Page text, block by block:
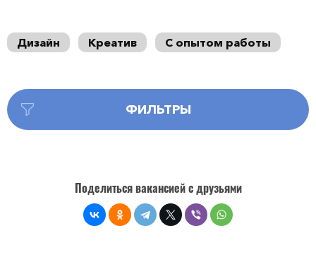
Дизайн Креатив С опытом работы
ФИЛЬТРЫ
Поделиться вакансией с друзьями